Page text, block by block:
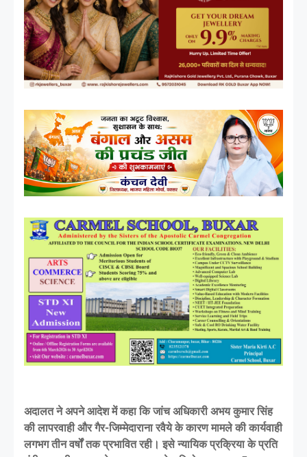
अदालत ने अपने आदेश में कहा कि जांच अधिकारी अभय कुमार सिंह
की लापरवाही और गैर-जिम्मेदाराना रवैये के कारण मामले की कार्यवाही
लगभग तीन वर्षों तक प्रभावित रही। इसे न्यायिक प्रक्रिया के प्रति